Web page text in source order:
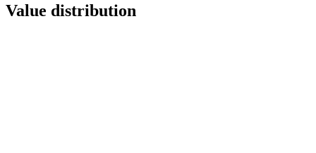
Value distribution